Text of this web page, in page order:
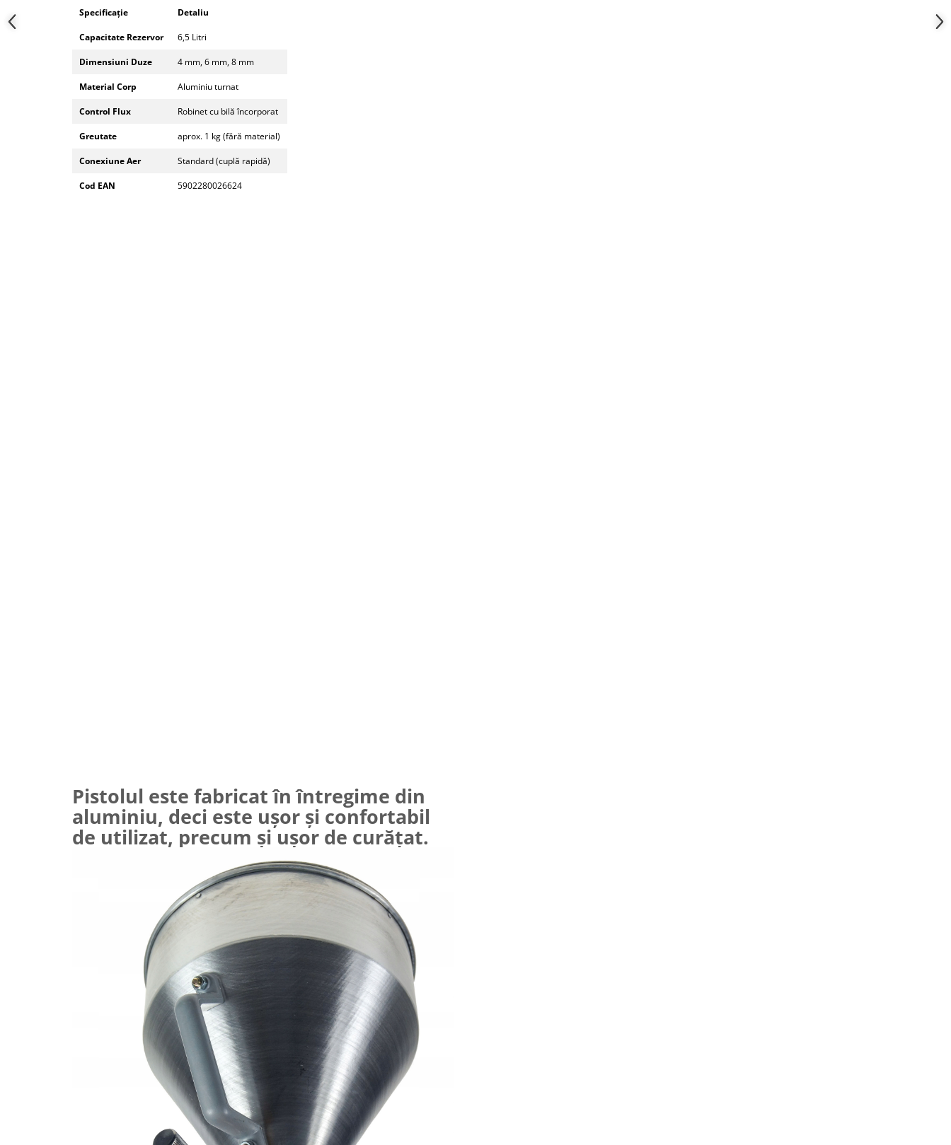
Specificație
Detaliu
Capacitate Rezervor 6,5 Litri
Dimensiuni Duze 4 mm, 6 mm, 8 mm
Material Corp Aluminiu turnat
Control Flux Robinet cu bilă încorporat
Greutate aprox. 1 kg (fără material)
Conexiune Aer Standard (cuplă rapidă)
Cod EAN 5902280026624
Pistolul este fabricat în întregime din
aluminiu, deci este ușor și confortabil
de utilizat, precum și ușor de curățat.